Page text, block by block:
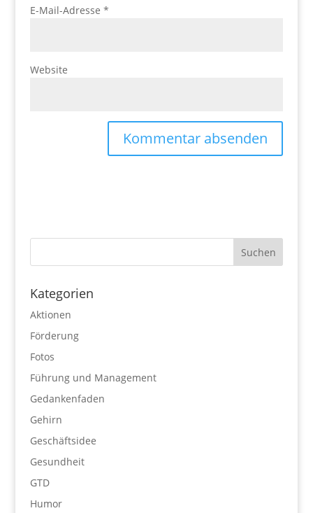
E-Mail-Adresse *
Website
Kategorien
Aktionen
Förderung
Fotos
Führung und Management
Gedankenfaden
Gehirn
Geschäftsidee
Gesundheit
GTD
Humor